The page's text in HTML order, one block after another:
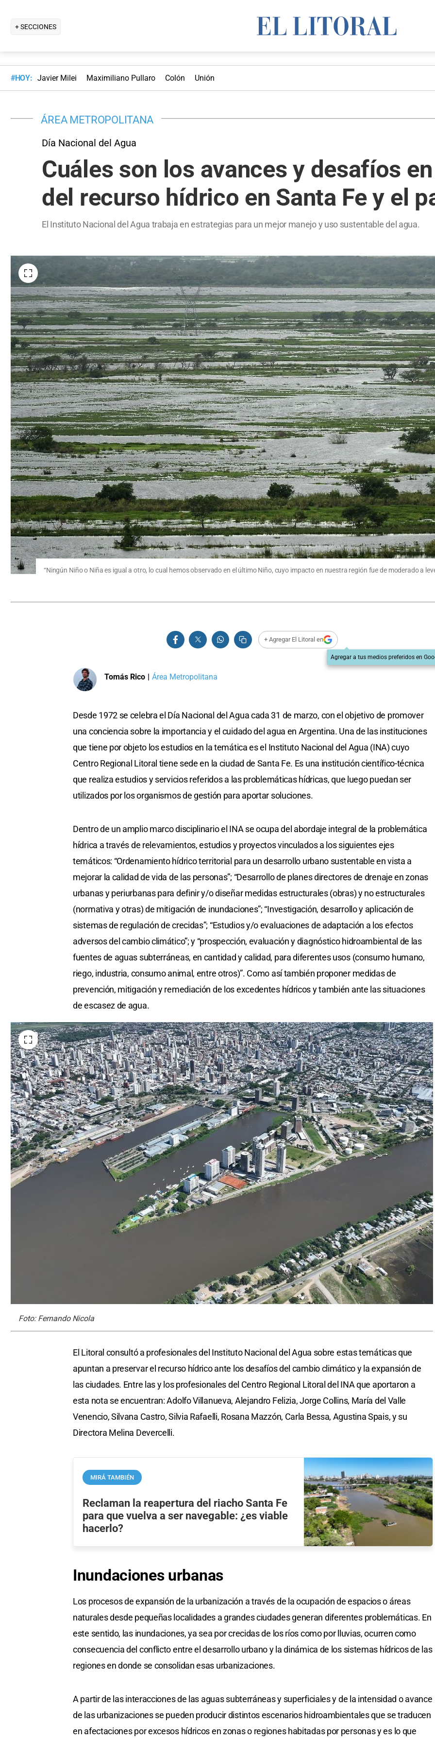
+ SECCIONES
#HOY: Javier Milei Maximiliano Pullaro Colón Unión
ÁREA METROPOLITANA
Día Nacional del Agua
Cuáles son los avances y desafíos
del recurso hídrico en Santa Fe y el
El Instituto Nacional del Agua trabaja en estrategias para un mejor manejo y uso sustentable del agua.
“Ningún Niño o Niña es igual a otro, lo cual hemos observado en el último Niño, cuyo impacto en nuestra región fue de moderado a
+ Agregar El Litoral en
Agregar a tus medios preferidos en
Tomás Rico | Área Metropolitana
Desde 1972 se celebra el Día Nacional del Agua cada 31 de marzo, con el objetivo de promover
una conciencia sobre la importancia y el cuidado del agua en Argentina. Una de las instituciones
que tiene por objeto los estudios en la temática es el Instituto Nacional del Agua (INA) cuyo
Centro Regional Litoral tiene sede en la ciudad de Santa Fe. Es una institución científico-técnica
que realiza estudios y servicios referidos a las problemáticas hídricas, que luego puedan ser
utilizados por los organismos de gestión para aportar soluciones.
Dentro de un amplio marco disciplinario el INA se ocupa del abordaje integral de la problemática
hídrica a través de relevamientos, estudios y proyectos vinculados a los siguientes ejes
temáticos: “Ordenamiento hídrico territorial para un desarrollo urbano sustentable en vista a
mejorar la calidad de vida de las personas”; “Desarrollo de planes directores de drenaje en zonas
urbanas y periurbanas para definir y/o diseñar medidas estructurales (obras) y no estructurales
(normativa y otras) de mitigación de inundaciones”; “Investigación, desarrollo y aplicación de
sistemas de regulación de crecidas”; “Estudios y/o evaluaciones de adaptación a los efectos
adversos del cambio climático”; y “prospección, evaluación y diagnóstico hidroambiental de las
fuentes de aguas subterráneas, en cantidad y calidad, para diferentes usos (consumo humano,
riego, industria, consumo animal, entre otros)”. Como así también proponer medidas de
prevención, mitigación y remediación de los excedentes hídricos y también ante las situaciones
de escasez de agua.
Foto: Fernando Nicola
El Litoral consultó a profesionales del Instituto Nacional del Agua sobre estas temáticas que
apuntan a preservar el recurso hídrico ante los desafíos del cambio climático y la expansión de
las ciudades. Entre las y los profesionales del Centro Regional Litoral del INA que aportaron a
esta nota se encuentran: Adolfo Villanueva, Alejandro Felizia, Jorge Collins, María del Valle
Venencio, Silvana Castro, Silvia Rafaelli, Rosana Mazzón, Carla Bessa, Agustina Spais, y su
Directora Melina Devercelli.
MIRÁ TAMBIÉN
Reclaman la reapertura del riacho Santa Fe
para que vuelva a ser navegable: ¿es viable
hacerlo?
Inundaciones urbanas
Los procesos de expansión de la urbanización a través de la ocupación de espacios o áreas
naturales desde pequeñas localidades a grandes ciudades generan diferentes problemáticas. En
este sentido, las inundaciones, ya sea por crecidas de los ríos como por lluvias, ocurren como
consecuencia del conflicto entre el desarrollo urbano y la dinámica de los sistemas hídricos de las
regiones en donde se consolidan esas urbanizaciones.
A partir de las interacciones de las aguas subterráneas y superficiales y de la intensidad o avance
de las urbanizaciones se pueden producir distintos escenarios hidroambientales que se traducen
en afectaciones por excesos hídricos en zonas o regiones habitadas por personas y es lo que